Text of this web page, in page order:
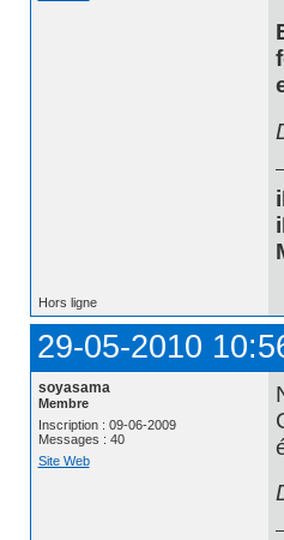
Hors ligne
29-05-2010
soyasama
Membre
Inscription : 09-06-2009
Messages : 40
Site Web